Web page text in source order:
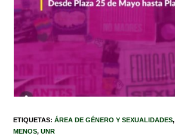
ETIQUETAS:ÁREA DE GÉNERO Y SEXUALIDADES,
MENOS, UNR